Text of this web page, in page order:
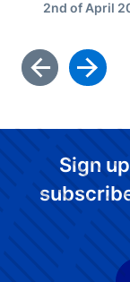
2nd of April
Sign